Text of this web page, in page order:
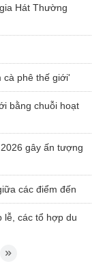
Hát Thường
cà phê thế giới'
bằng chuỗi hoạt
gây ấn tượng
các điểm đến
lễ, các tổ hợp du